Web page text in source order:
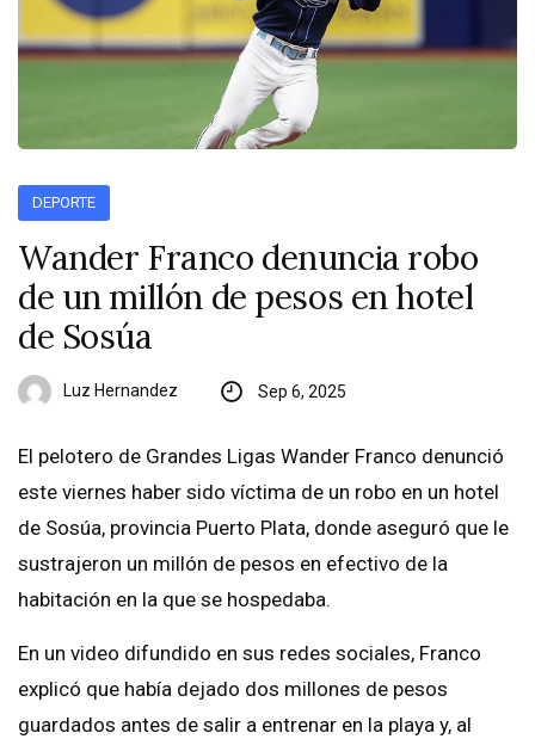
DEPORTE
Wander Franco denuncia robo
de un millón de pesos en hotel
de Sosúa
Luz Hernandez Sep 6, 2025
El pelotero de Grandes Ligas Wander Franco denunció
este viernes haber sido víctima de un robo en un hotel
de Sosúa, provincia Puerto Plata, donde aseguró que le
sustrajeron un millón de pesos en efectivo de la
habitación en la que se hospedaba.
En un video difundido en sus redes sociales, Franco
explicó que había dejado dos millones de pesos
guardados antes de salir a entrenar en la playa y, al